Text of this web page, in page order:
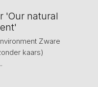
'Our natural
Zware
kaars)